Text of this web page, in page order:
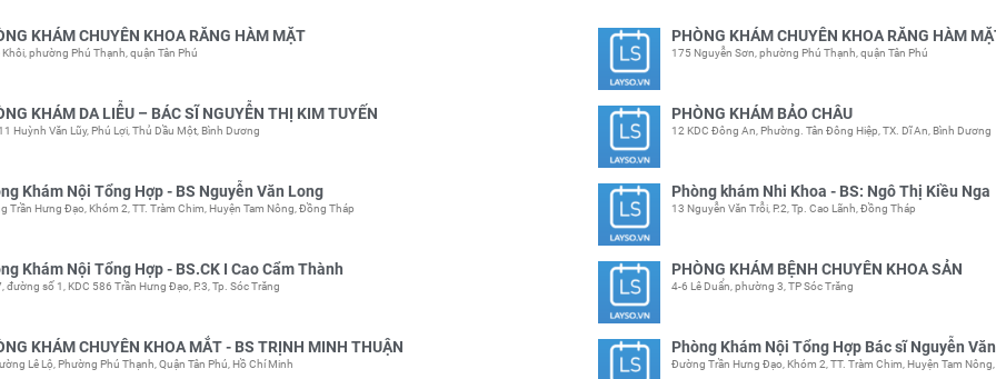
KHÁM CHUYÊN KHOA RĂNG HÀM MẶT
Khôi, phường Phú Thạnh, quận Tân Phú
PHÒNG KHÁM CHUYÊN KHOA RĂNG HÀM
175 Nguyễn Sơn, phường Phú Thạnh, quận Tân Phú
KHÁM DA LIỄU – BÁC SĨ NGUYỄN THỊ KIM TUYẾN
Huỳnh Văn Lũy, Phú Lợi, Thủ Dầu Một, Bình Dương
PHÒNG KHÁM BẢO CHÂU
12 KDC Đông An, Phường. Tân Đông Hiệp, TX. Dĩ An, Bình Dương
Khám Nội Tổng Hợp - BS Nguyễn Văn Long
Trần Hưng Đạo, Khóm 2, TT. Tràm Chim, Huyện Tam Nông, Đồng Tháp
Phòng khám Nhi Khoa - BS: Ngô Thị Kiều Nga
13 Nguyễn Văn Trỗi, P.2, Tp. Cao Lãnh, Đồng Tháp
Khám Nội Tổng Hợp - BS.CK I Cao Cẩm Thành
đường số 1, KDC 586 Trần Hưng Đạo, P.3, Tp. Sóc Trăng
PHÒNG KHÁM BỆNH CHUYÊN KHOA SẢN
4-6 Lê Duẩn, phường 3, TP Sóc Trăng
KHÁM CHUYÊN KHOA MẮT - BS TRỊNH MINH THUẬN
Lê Lộ, Phường Phú Thạnh, Quận Tân Phú, Hồ Chí Minh
Phòng Khám Nội Tổng Hợp Bác sĩ Nguyễn
Đường Trần Hưng Đạo, Khóm 2, TT. Tràm Chim, Huyện Tam